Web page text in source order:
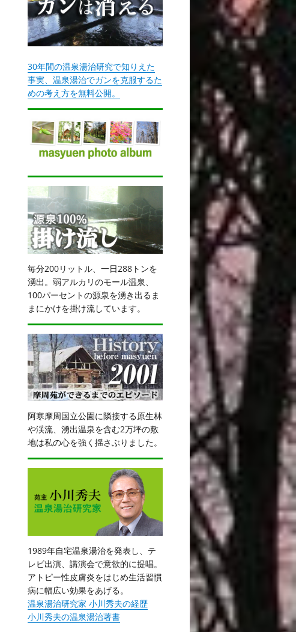
30年間の温泉湯治研究で知りえた
事実、温泉湯治でガンを克服するた
めの考え方を無料公開。
毎分200リットル、一日288トンを
湧出。弱アルカリのモール温泉、
100パーセントの源泉を湧き出るま
まにかけを掛け流しています。
阿寒摩周国立公園に隣接する原生林
や渓流、湧出温泉を含む2万坪の敷
地は私の心を強く揺さぶりました。
1989年自宅温泉湯治を発表し、テ
レビ出演、講演会で意欲的に提唱。
アトピー性皮膚炎をはじめ生活習慣
病に幅広い効果をあげる。
温泉湯治研究家 小川秀夫の経歴
小川秀夫の温泉湯治著書